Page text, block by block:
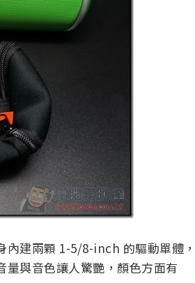
建兩顆 1-5/8-inch 的驅動單體，
與音色讓人驚艷，顏色方面有